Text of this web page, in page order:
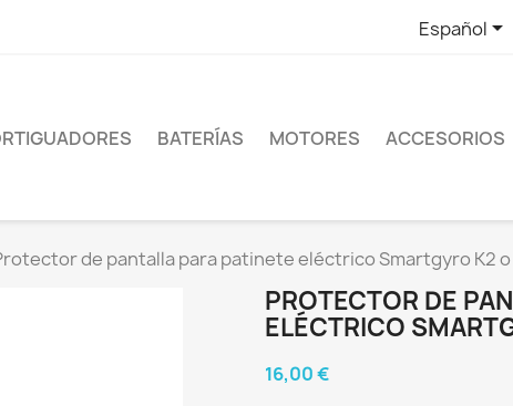
Español
BATERÍAS MOTORES ACCESORIOS
de pantalla para patinete eléctrico Smartgyro K2
PROTECTOR DE
ELÉCTRICO
16,00 €